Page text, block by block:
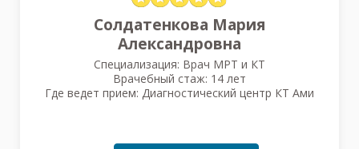
Солдатенкова Мария
Александровна
Специализация: Врач МРТ и КТ
Врачебный стаж: 14 лет
Где ведет прием: Диагностический центр КТ Ами